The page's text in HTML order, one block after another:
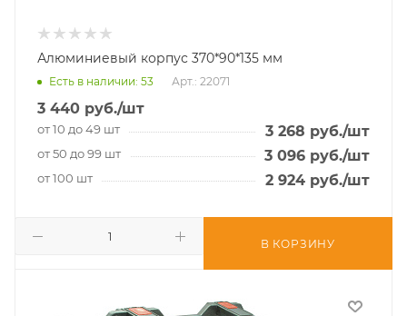
Алюминиевый корпус 370*90*135 мм
Есть в наличии: 53 Арт.: 22071
3 440 руб./шт
от 10 до 49 шт 3 268 руб./шт
от 50 до 99 шт 3 096 руб./шт
от 100 шт 2 924 руб./шт
В КОРЗИНУ